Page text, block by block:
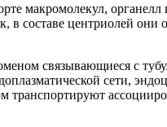
макромолекул, органелл
в составе центриолей они
связывающиеся с
сети,
транспортируют